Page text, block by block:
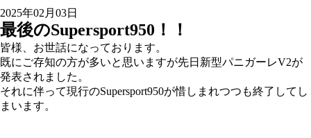
2025年02月03日
最後のSupersport950！！
皆様、お世話になっております。
既にご存知の方が多いと思いますが先日新型パニガーレV2が
発表されました。
それに伴って現行のSupersport950が惜しまれつつも終了してし
まいます。